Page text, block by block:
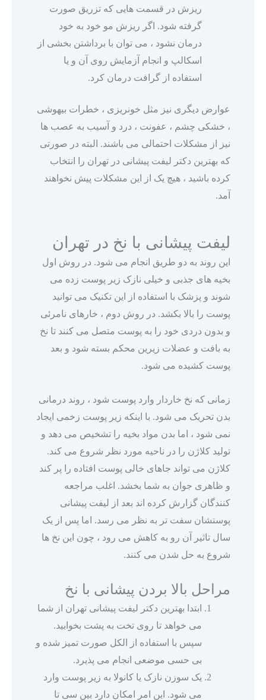
ریزش در قسمت هایی که تزریق صورت
گرفته شود. اگر ریزش مو خود به خود
درمان نشود ، می توان با برداشتن بخشی از
اسکالپ و انجام آزمایش روی آن و یا
استفاده از گرافت درمان کرد.
عوارض دیگری نیز مثل خونریزی ، خطرات بیهوشی
، خشکی چشم ، عفونت ، درد و آسیب به عصب ها
نیز از مشکلات احتمالی می باشند. البته در صورتی
که بهترین دکتر لیفت پیشانی در تهران را انتخاب
کرده باشید ، هیچ یک از این مشکلات پیش نخواهند
آمد.
لیفت پیشانی با نخ در تهران
این روند به دو طریق انجام می شود. در روش اول
بخیه های جذبی و خیلی نازک زیر پوست زده می
شوند و پزشک با استفاده از این تکنیک می توانید
پوست را بالا بکشد. در روش دوم ، خارهای نامرئی
و بدون دردی خود را به پوست متصل می کنند تا نخ
به بافت و عضلات زیرین محکم بسته شود و بعد
پوست کشیده می شود.
زمانی که نخ خاردار وارد پوست شود ، روند درمانی
بدن تحریک می شود. با اینکه زیر پوست زخمی ایجاد
نمی شود ، اما بدن مواد بخیه را تشخیص می دهد و
تولید کلاژن را در ناحیه مورد نظر شروع می کند.
کلاژن می تواند جاهای خالی پوست افتاده را پر کند
و ظاهری جوان به شما بخشد. اغلب مراجعه
کنندگان گزارش کرده اند بعد از لیفت پیشانی
پوستشان سفت تر به نظر می رسد. اما پس از یک
سال تاثیر آن رو به کاهش می رود ، چون این نخ ها
شروع به حل شدن می کنند.
مراحل بالا بردن پیشانی با نخ
ابتدا بهترین دکتر لیفت پیشانی تهران از شما
می خواهد تا روی تخت به پشت بخوابید.
سپس با استفاده از الکل صورت تمیز شده و
بی حسی موضعی انجام می پذیرد.
یک سوزن نازک یا کانولا به زیر پوست وارد
می شود. این امر امکان دارد بین سی تا